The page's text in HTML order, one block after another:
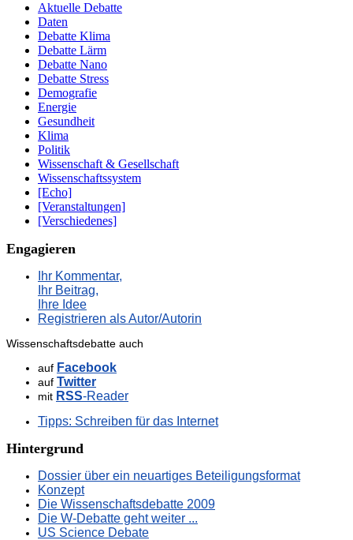
Aktuelle Debatte
Daten
Debatte Klima
Debatte Lärm
Debatte Nano
Debatte Stress
Demografie
Energie
Gesundheit
Klima
Politik
Wissenschaft & Gesellschaft
Wissenschaftssystem
[Echo]
[Veranstaltungen]
[Verschiedenes]
Engagieren
Ihr Kommentar,
Ihr Beitrag,
Ihre Idee
Registrieren als Autor/Autorin
Wissenschaftsdebatte auch
auf Facebook
auf Twitter
mit RSS-Reader
Tipps: Schreiben für das Internet
Hintergrund
Dossier über ein neuartiges Beteiligungsformat
Konzept
Die Wissenschaftsdebatte 2009
Die W-Debatte geht weiter ...
US Science Debate